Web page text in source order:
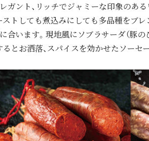
ント、リッチでジャミーな印象のあ
ストしても煮込みにしても多品種をブ
います。現地風にソブラサーダ（豚の
とお洒落、スパイスを効かせたソーセ